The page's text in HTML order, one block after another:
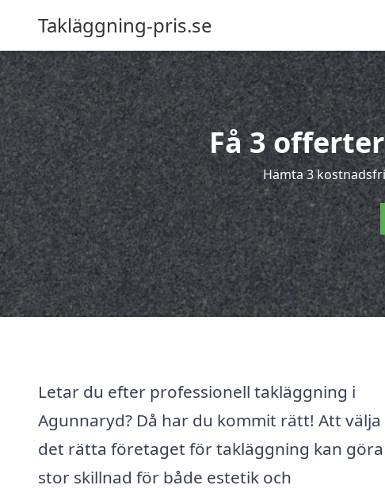
Takläggning-pris.se
Få 3
Hämta 3
Letar du efter professionell takläggning i
Agunnaryd? Då har du kommit rätt! Att välja
det rätta företaget för takläggning kan göra
stor skillnad för både estetik och